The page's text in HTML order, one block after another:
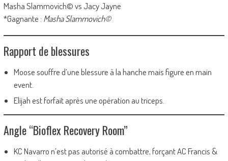
Masha Slammovich© vs Jacy Jayne
*Gagnante : Masha Slammovich©
Rapport de blessures
Moose souffre d’une blessure à la hanche mais figure en main
event.
Elijah est forfait après une opération au triceps.
Angle “Bioflex Recovery Room”
KC Navarro n’est pas autorisé à combattre, forçant AC Francis &